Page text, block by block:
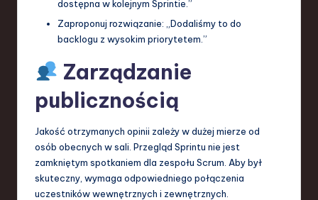
dostępna w kolejnym Sprintie.”
Zaproponuj rozwiązanie: „Dodaliśmy to do
backlogu z wysokim priorytetem.”
Zarządzanie
publicznością
Jakość otrzymanych opinii zależy w dużej mierze od
osób obecnych w sali. Przegląd Sprintu nie jest
zamkniętym spotkaniem dla zespołu Scrum. Aby był
skuteczny, wymaga odpowiedniego połączenia
uczestników wewnętrznych i zewnętrznych.